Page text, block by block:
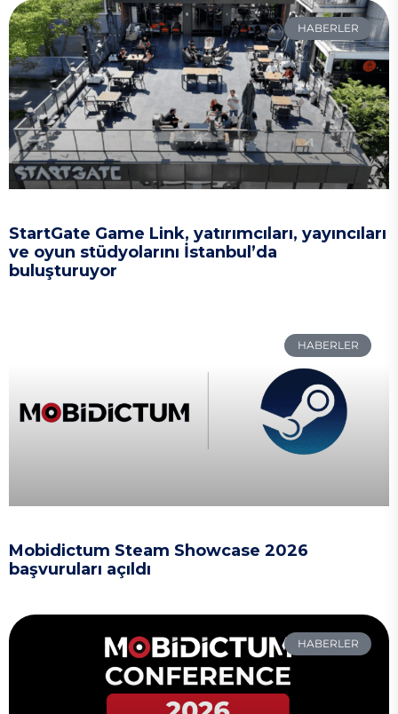
HABERLER
StartGate Game Link, yatırımcıları, yayıncıları
ve oyun stüdyolarını İstanbul’da
buluşturuyor
HABERLER
Mobidictum Steam Showcase 2026
başvuruları açıldı
HABERLER